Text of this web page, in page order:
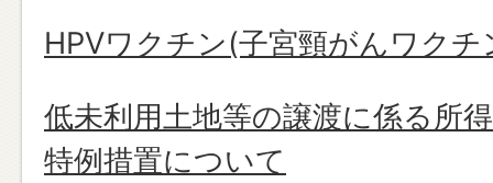
HPVワクチン(子宮頸がんワク
低未利用土地等の譲渡に係る所
特例措置について